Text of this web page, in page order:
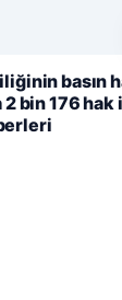
ve geliştirmek
basın
bin 176 hak